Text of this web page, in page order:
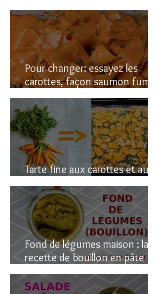
Pour changer: essayez les
carottes, façon saumon fumé!
(vegan du coup)
Tarte fine aux carottes et aux
fanes
Fond de légumes maison : la
recette de bouillon en pâte
(sain & facile)